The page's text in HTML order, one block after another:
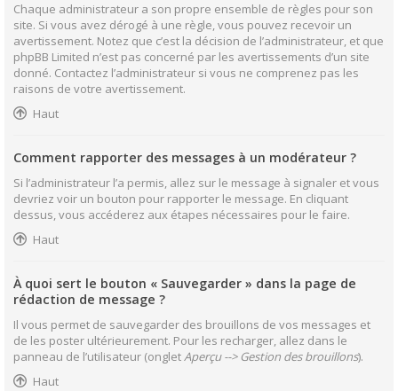
Chaque administrateur a son propre ensemble de règles pour son
site. Si vous avez dérogé à une règle, vous pouvez recevoir un
avertissement. Notez que c’est la décision de l’administrateur, et que
phpBB Limited n’est pas concerné par les avertissements d’un site
donné. Contactez l’administrateur si vous ne comprenez pas les
raisons de votre avertissement.
Haut
Comment rapporter des messages à un modérateur ?
Si l’administrateur l’a permis, allez sur le message à signaler et vous
devriez voir un bouton pour rapporter le message. En cliquant
dessus, vous accéderez aux étapes nécessaires pour le faire.
Haut
À quoi sert le bouton « Sauvegarder » dans la page de
rédaction de message ?
Il vous permet de sauvegarder des brouillons de vos messages et
de les poster ultérieurement. Pour les recharger, allez dans le
panneau de l’utilisateur (ongletAperçu --> Gestion des brouillons).
Haut